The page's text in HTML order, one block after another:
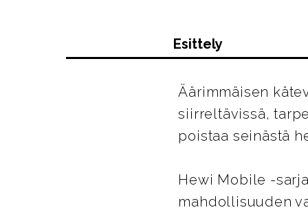
Esittely
Äärimmäisen
siirreltävissä,
poistaa seinästä
Hewi Mobile -
mahdollisuuden